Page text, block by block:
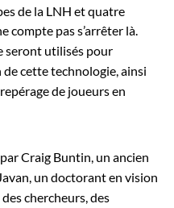
de la LNH et quatre
compte pas s’arrêter là.
seront utilisés pour
cette technologie, ainsi
de joueurs en
Craig Buntin, un ancien
un doctorant en vision
chercheurs, des